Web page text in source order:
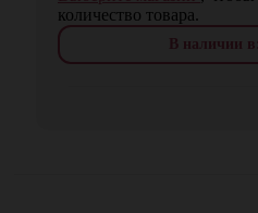
количество товара.
В наличии